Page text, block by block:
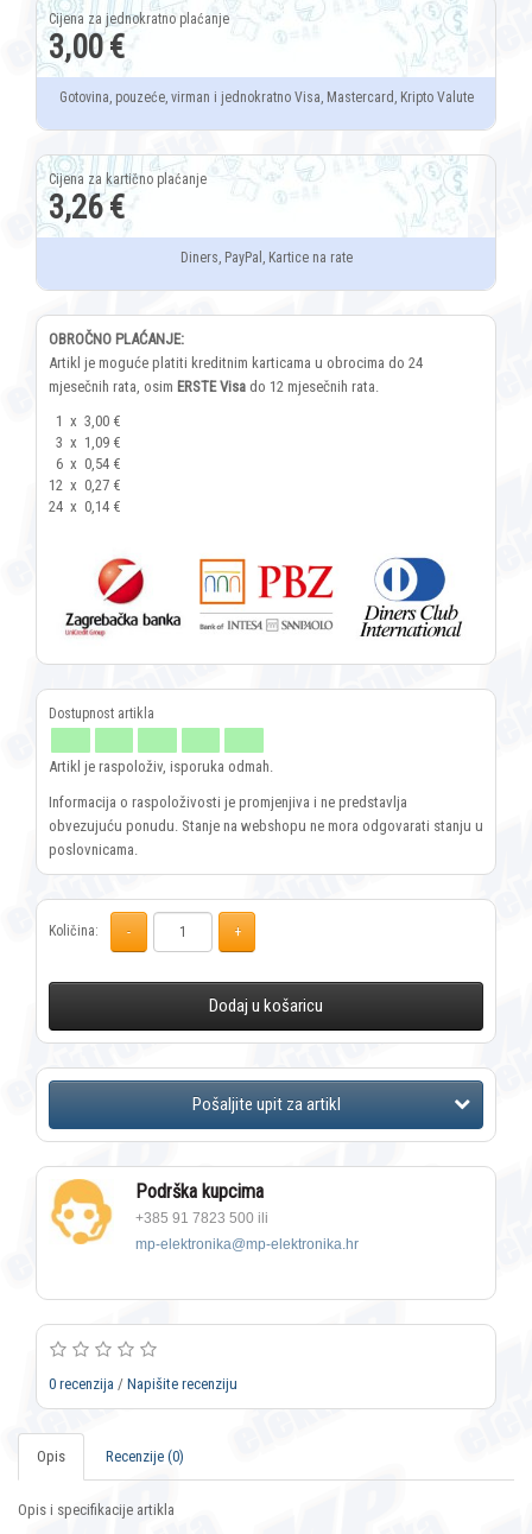
3,00 €
Gotovina, pouzeće, virman i jednokratno Visa, Mastercard, Kripto Valute
3,26 €
Diners, PayPal, Kartice na rate
OBROČNO PLAĆANJE:
Artikl je moguće platiti kreditnim karticama u obrocima do 24
mjesečnih rata, osim ERSTE Visa do 12 mjesečnih rata.
1 x 3,00 €
3 x 1,09 €
6 x 0,54 €
12 x 0,27 €
24 x 0,14 €
Artikl je raspoloživ, isporuka odmah.
Informacija o raspoloživosti je promjenjiva i ne predstavlja
obvezujuću ponudu. Stanje na webshopu ne mora odgovarati stanju u
poslovnicama.
Količina:
Dodaj u košaricu
Podrška kupcima
+385 91 7823 500 ili
mp-elektronika@mp-elektronika.hr
0 recenzija / Napišite recenziju
Opis Recenzije (0)
Opis i specifikacije artikla